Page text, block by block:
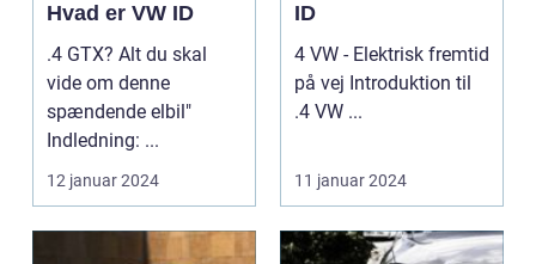
Hvad er VW ID
.4 GTX? Alt du skal
vide om denne
spændende elbil"
Indledning: ...
12 januar 2024
ID
4 VW - Elektrisk fremtid
på vej Introduktion til
.4 VW ...
11 januar 2024